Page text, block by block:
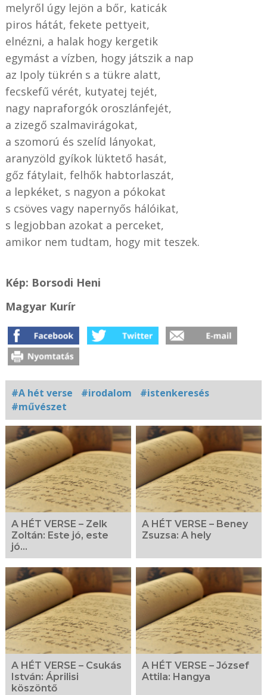
melyről úgy lejön a bőr, katicák
piros hátát, fekete pettyeit,
elnézni, a halak hogy kergetik
egymást a vízben, hogy játszik a nap
az Ipoly tükrén s a tükre alatt,
fecskefű vérét, kutyatej tejét,
nagy napraforgók oroszlánfejét,
a zizegő szalmavirágokat,
a szomorú és szelíd lányokat,
aranyzöld gyíkok lüktető hasát,
gőz fátylait, felhők habtorlaszát,
a lepkéket, s nagyon a pókokat
s csöves vagy napernyős hálóikat,
s legjobban azokat a perceket,
amikor nem tudtam, hogy mit teszek.
Kép: Borsodi Heni
Magyar Kurír
#A hét verse #irodalom
#istenkeresés
#művészet
Kapcsolódó
fotógaléria
A HÉT VERSE – Zelk
Zoltán: Este jó, este
jó…
A HÉT VERSE – Beney
Zsuzsa: A hely
A HÉT VERSE – Csukás
István: Áprilisi
köszöntő
A HÉT VERSE – József
Attila: Hangya